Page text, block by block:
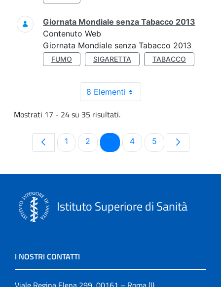
Giornata Mondiale senza Tabacco 2013
Contenuto Web
Giornata Mondiale senza Tabacco 2013
FUMO SIGARETTA TABACCO
8 Elementi
Mostrati 17 - 24 su 35 risultati.
Pagina
1 Pagina
2 PaginaPagina
4 Pagina
5
Istituto Superiore di Sanità
I NOSTRI CONTATTI